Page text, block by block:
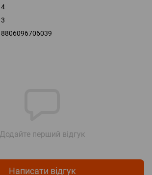
4
3
8806096706039
Додайте перший відгук
Написати відгук